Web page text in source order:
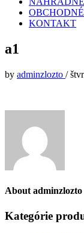
KONTAKT
a1
by adminzlozto /
About adminzlozto
Kategórie